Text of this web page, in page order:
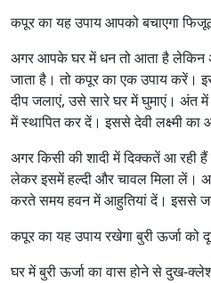
कपूर का यह उपाय आपको बचाएगा
अगर आपके घर में धन तो आता है लेकिन
जाता है। तो कपूर का एक उपाय करें।
दीप जलाएं, उसे सारे घर में घुमाएं। अंत
में स्थापित कर दें। इससे देवी लक्ष्मी का
अगर किसी की शादी में दिक्कतें आ
लेकर इसमें हल्दी और चावल मिला लें।
करते समय हवन में आहुतियां दें। इससे
कपूर का यह उपाय रखेगा बुरी ऊर्जा को
घर में बुरी ऊर्जा का वास होने से दुख-